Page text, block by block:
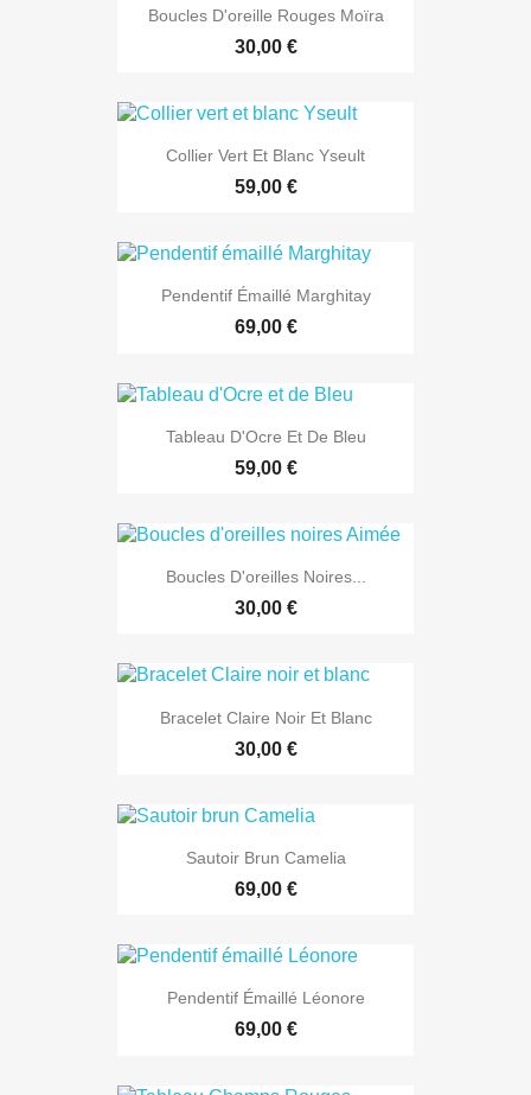
Boucles D'oreille Rouges Moïra
30,00 €
Collier Vert Et Blanc Yseult
59,00 €
Pendentif Émaillé Marghitay
69,00 €
Tableau D'Ocre Et De Bleu
59,00 €
Boucles D'oreilles Noires...
30,00 €
Bracelet Claire Noir Et Blanc
30,00 €
Sautoir Brun Camelia
69,00 €
Pendentif Émaillé Léonore
69,00 €